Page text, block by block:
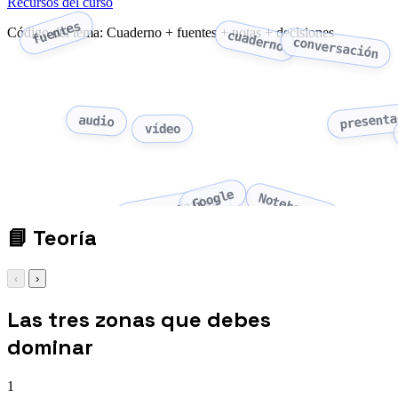
Código del tema: Cuaderno + fuentes + notas + decisiones
fuentes cuaderno conversación
audio vídeo
IA generativa
Google NotebookLM
📘 Teoría
‹ ›
Las tres zonas que debes
dominar
1